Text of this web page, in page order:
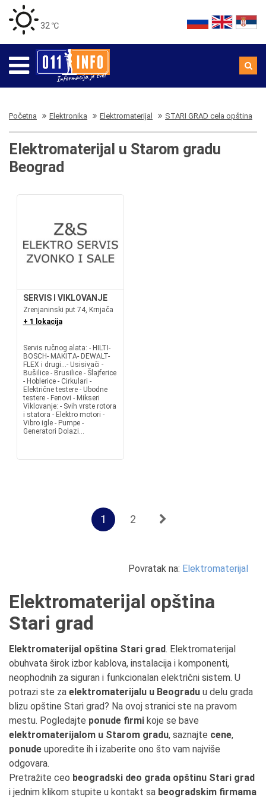
32 ℃
Početna Elektronika Elektromaterijal STARI GRAD cela opština
Elektromaterijal u Starom gradu
Beograd
SERVIS I VIKLOVANJE
Zrenjaninski put 74, Krnjača
+ 1 lokacija
Servis ručnog alata: - HILTI-
BOSCH- MAKITA- DEWALT-
FLEX i drugi...- Usisivači -
Bušilice - Brusilice - Šlajferice
- Hoblerice - Cirkulari -
Električne testere - Ubodne
testere - Fenovi - Mikseri
Viklovanje: - Svih vrste rotora
i statora - Elektro motori -
Vibro igle - Pumpe -
Generatori Dolazi...
1 2
Povratak na: Elektromaterijal
Elektromaterijal opština
Stari grad
Elektromaterijal opština Stari grad. Elektromaterijal
obuhvata širok izbor kablova, instalacija i komponenti,
neophodnih za siguran i funkcionalan električni sistem. U
potrazi ste za elektromaterijalu u Beogradu u delu grada
blizu opštine Stari grad? Na ovoj stranici ste na pravom
mestu. Pogledajte ponude firmi koje se bave
elektromaterijalom u Starom gradu, saznajte cene,
ponude uporedite ih i izaberite ono što vam najviše
odgovara.
Pretražite ceo beogradski deo grada opštinu Stari grad
i jednim klikom stupite u kontakt sa beogradskim firmama